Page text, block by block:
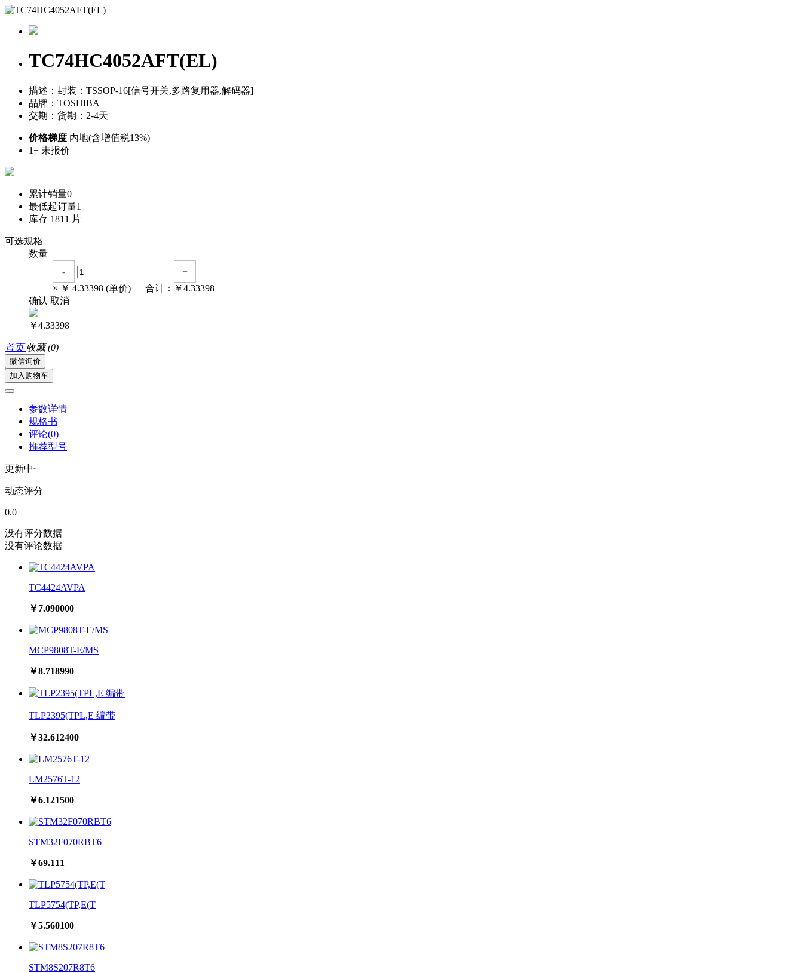
TC74HC4052AFT(EL)
描述：封装：TSSOP-16[信号开关,多路复用器,解码器]
品牌：TOSHIBA
交期：货期：2-4天
价格梯度 内地(含增值税13%)
1+ 未报价
累计销量0
最低起订量1
库存 1811 片
可选规格
数量
-
+
× ￥ 4.33398 (单价) 合计：￥4.33398
确认 取消
￥4.33398
首页 收藏 (0)
微信询价
加入购物车
参数详情
规格书
评论(0)
推荐型号
更新中~
动态评分
0.0
没有评分数据
没有评论数据
TC4424AVPA
￥7.090000
MCP9808T-E/MS
￥8.718990
TLP2395(TPL,E 编带
￥32.612400
LM2576T-12
￥6.121500
STM32F070RBT6
￥69.111
TLP5754(TP,E(T
￥5.560100
STM8S207R8T6